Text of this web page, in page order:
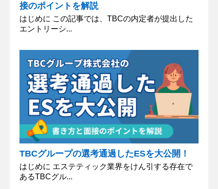
接のポイントを解説
はじめに この記事では、TBCの内定者が提出した
エントリーシ...
TBCグループの選考通過したESを大公開！
はじめに エステティック業界をけん引する存在で
あるTBCグル...